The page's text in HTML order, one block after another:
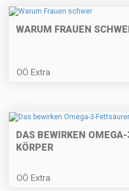
WARUM FRAUEN
OÖ Extra
DAS BEWIRKEN
KÖRPER
OÖ Extra